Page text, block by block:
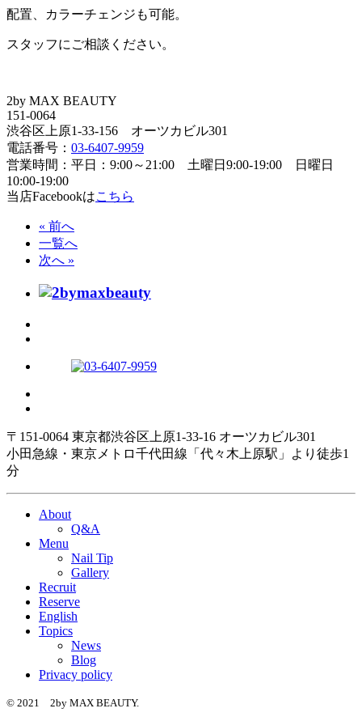
配置、カラーチェンジも可能。
スタッフにご相談ください。
2by MAX BEAUTY
151-0064
渋谷区上原1-33-156 オーツカビル301
電話番号： 03-6407-9959
営業時間：平日：9:00～21:00 土曜日9:00-19:00 日曜日
10:00-19:00
当店Facebookはこちら
« 前へ
一覧へ
次へ »
〒151-0064 東京都渋谷区上原1-33-16 オーツカビル301
小田急線・東京メトロ千代田線「代々木上原駅」より徒歩1
分
About
Q&A
Menu
Nail Tip
Gallery
Recruit
Reserve
English
Topics
News
Blog
Privacy policy
© 2021 2by MAX BEAUTY.